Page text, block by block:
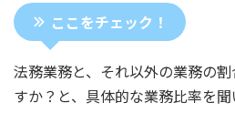
ここをチェック！
法務業務と、それ以外の業務の
すか？と、具体的な業務比率を聞